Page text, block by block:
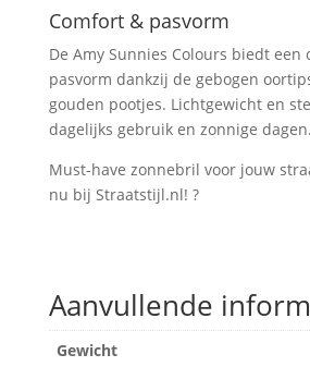
Comfort & pasvorm
De Amy Sunnies Colours biedt een
pasvorm dankzij de gebogen
gouden pootjes. Lichtgewicht en
dagelijks gebruik en zonnige dagen.
Must-have zonnebril voor jouw
nu bij Straatstijl.nl! ?
Aanvullende
Gewicht